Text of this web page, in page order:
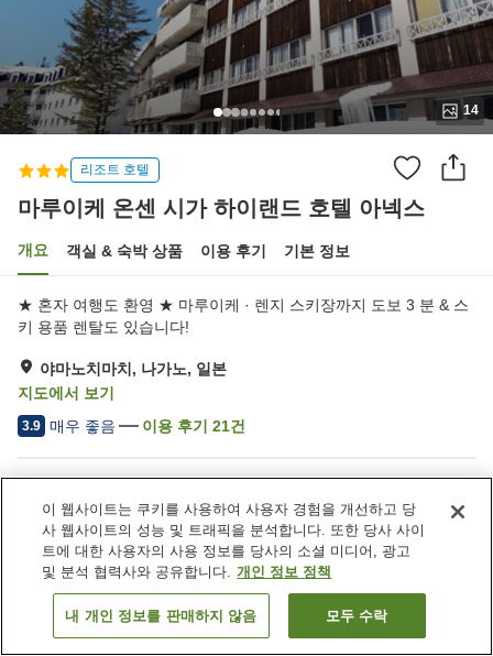
14
리조트 호텔
마루이케 온센 시가 하이랜드 호텔 아넥스
개요 객실 & 숙박 상품 이용 후기 기본 정보
★ 혼자 여행도 환영 ★ 마루이케 · 렌지 스키장까지 도보 3 분 & 스
키 용품 렌탈도 있습니다!
야마노치마치, 나가노, 일본
지도에서 보기
3.9 매우 좋음 이용 후기 21건
주차장
대욕장
대욕장 (온천)
세탁 (유료)
일본 나가노
야마노치마치
마루이케 온센 시가 하이랜드 호텔 아넥스
객실 보기
이 웹사이트는 쿠키를 사용하여 사용자 경험을 개선하고 당
사 웹사이트의 성능 및 트래픽을 분석합니다. 또한 당사 사이
트에 대한 사용자의 사용 정보를 당사의 소셜 미디어, 광고
및 분석 협력사와 공유합니다. 개인 정보 정책
내 개인 정보를 판매하지 않음 모두 수락